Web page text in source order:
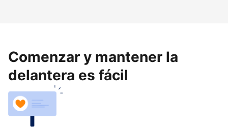
Comenzar y mantener la
delantera es fácil